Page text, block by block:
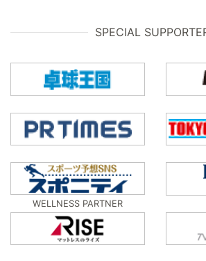
SPECIAL
WELLNESS PARTNER